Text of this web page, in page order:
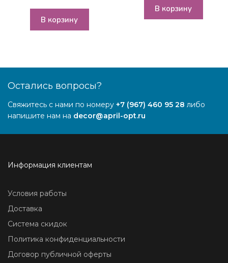
В корзину
В корзину
Остались вопросы?
Свяжитесь с нами по номеру +7 (967) 460 95 28 либо
напишите нам на decor@april-opt.ru
Информация клиентам
Условия работы
Доставка
Система скидок
Политика конфиденциальности
Договор публичной оферты